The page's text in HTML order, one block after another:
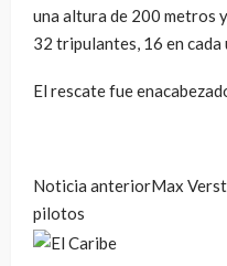
una altura de 200 metros
32 tripulantes, 16 en cada
El rescate fue
Noticia anteriorMax
pilotos